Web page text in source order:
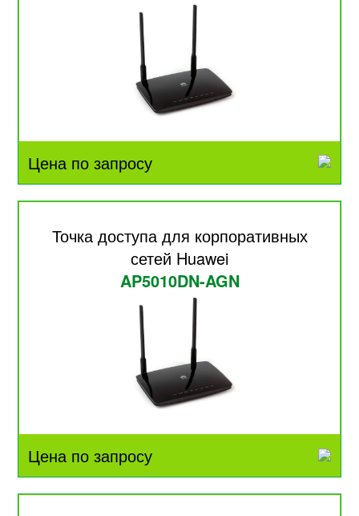
Цена по запросу
Точка доступа для корпоративных
сетей Huawei
AP5010DN-AGN
Цена по запросу